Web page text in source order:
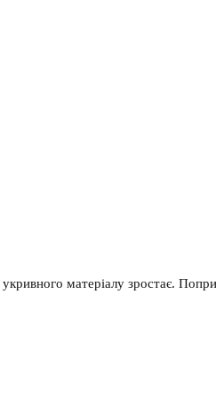
укривного матеріалу зростає. Попри